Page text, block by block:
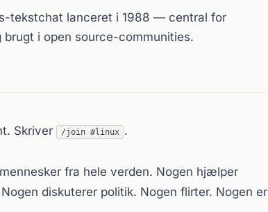
tekstchat lanceret i 1988 — central for
i open source-communities.
Skriver /join #linux .
fra hele verden. Nogen hjælper
diskuterer politik. Nogen flirter. Nogen er